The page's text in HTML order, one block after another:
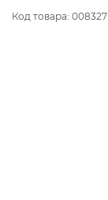
Код товара: 008327